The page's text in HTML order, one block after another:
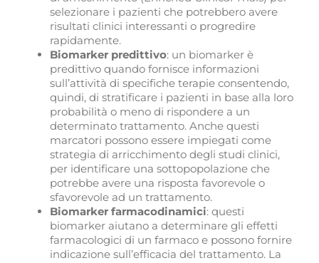
selezionare i pazienti che potrebbero avere
risultati clinici interessanti o progredire
rapidamente.
Biomarker predittivo: un biomarker è
predittivo quando fornisce informazioni
sull’attività di specifiche terapie consentendo,
quindi, di stratificare i pazienti in base alla loro
probabilità o meno di rispondere a un
determinato trattamento. Anche questi
marcatori possono essere impiegati come
strategia di arricchimento degli studi clinici,
per identificare una sottopopolazione che
potrebbe avere una risposta favorevole o
sfavorevole ad un trattamento.
Biomarker farmacodinamici: questi
biomarker aiutano a determinare gli effetti
farmacologici di un farmaco e possono fornire
indicazione sull’efficacia del trattamento. La